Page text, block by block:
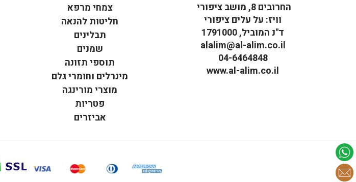
החרובים 8, מושב ציפורי
וויז: על עלים ציפורי
ד"נ המוביל, 1791000
alalim@al-alim.co.il
04-6464848
www.al-alim.co.il
צמחי מרפא
חליטות להנאה
תבלינים
שמנים
תוספי תזונה
מינרלים וחומרי גלם
מוצרי מורינגה
פטריות
אביזרים